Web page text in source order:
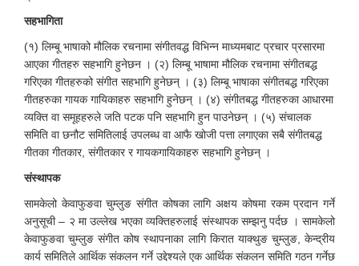
सहभागिता
(१) लिम्बू भाषाको मौलिक रचनामा संगीतवद्ध विभिन्न माध्यमबाट प्रचार प्रसारमा
आएका गीतहरु सहभागि हुनेछन । (२) लिम्बू भाषामा मौलिक रचनामा संगीतबद्ध
गरिएका गीतहरुको संगीत सहभागि हुनेछन् । (३) लिम्बू भाषाका संगीतबद्ध गरिएका
गीतहरुका गायक गायिकाहरु सहभागि हुनेछन् । (४) संगीतबद्ध गीतहरुका आधारमा
व्यक्ति वा समूहहरुले जति पटक पनि सहभागि हुन पाउनेछन् । (५) संचालक
समिति वा छनौट समितिलाई उपलब्ध वा आफै खोजी पत्ता लगाएका सबै संगीतबद्ध
गीतका गीतकार, संगीतकार र गायकगायिकाहरु सहभागि हुनेछन् ।
संस्थापक
सामकेलो केवाफुङवा चुम्लुङ संगीत कोषका लागि अक्षय कोषमा रकम प्रदान गर्ने
अनुसूची – २ मा उल्लेख भएका व्यक्तिहरुलाई संस्थापक सम्झनु पर्दछ । सामकेलो
केवाफुङवा चुम्लुङ संगीत कोष स्थापनाका लागि किरात याक्थुङ चुम्लुङ, केन्द्रीय
कार्य समितिले आर्थिक संकलन गर्ने उद्देश्यले एक आर्थिक संकलन समिति गठन गर्नेछ